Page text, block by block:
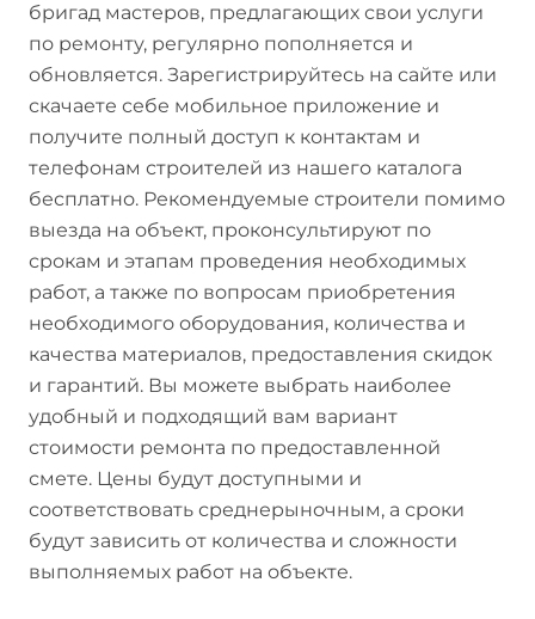
бригад мастеров, предлагающих свои услуги
по ремонту, регулярно пополняется и
обновляется. Зарегистрируйтесь на сайте или
скачаете себе мобильное приложение и
получите полный доступ к контактам и
телефонам строителей из нашего каталога
бесплатно. Рекомендуемые строители помимо
выезда на объект, проконсультируют по
срокам и этапам проведения необходимых
работ, а также по вопросам приобретения
необходимого оборудования, количества и
качества материалов, предоставления скидок
и гарантий. Вы можете выбрать наиболее
удобный и подходящий вам вариант
стоимости ремонта по предоставленной
смете. Цены будут доступными и
соответствовать среднерыночным, а сроки
будут зависить от количества и сложности
выполняемых работ на объекте.